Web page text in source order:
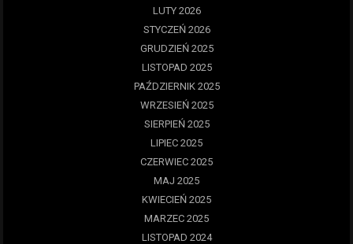
LUTY 2026
STYCZEŃ 2026
GRUDZIEŃ 2025
LISTOPAD 2025
PAŹDZIERNIK 2025
WRZESIEŃ 2025
SIERPIEŃ 2025
LIPIEC 2025
CZERWIEC 2025
MAJ 2025
KWIECIEŃ 2025
MARZEC 2025
LISTOPAD 2024